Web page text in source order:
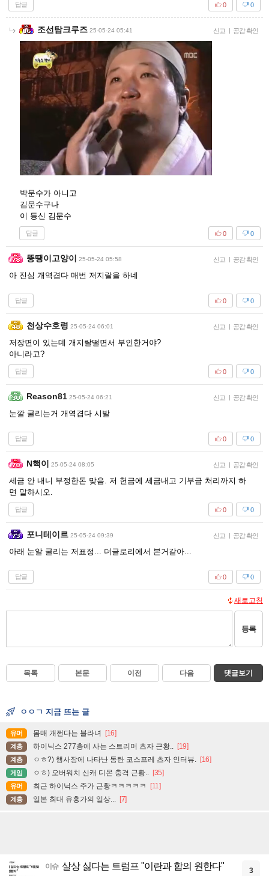
답글 0
0
조선탐크루즈 25-05-24 05:41 신고 | 공감 확인
박문수가 아니고
김문수구나
이 등신 김문수
답글 0
0
뚱땡이고양이 25-05-24 05:58 신고 | 공감 확인
아 진심 개역겹다 매번 저지랄을 하네
답글 0
0
천상수호령 25-05-24 06:01 신고 | 공감 확인
저장면이 있는데 개지랄떨면서 부인한거야?
아니라고?
답글 0
0
Reason81 25-05-24 06:21 신고 | 공감 확인
눈깔 굴리는거 개역겹다 시발
답글 0
0
N핵이 25-05-24 08:05 신고 | 공감 확인
세금 안 내니 부정한돈 맞음. 저 헌금에 세금내고 기부금 처리까지 하
면 말하시오.
답글 0
0
포니테이르 25-05-24 09:39 신고 | 공감 확인
아래 눈알 굴리는 저표정... 더글로리에서 본거같아...
답글 0
0
새로고침
등록
목록 본문 이전 다음 댓글보기
ㅇㅇㄱ 지금 뜨는 글
유머 몸매 개쩐다는 블라녀 [16]
계층 하이닉스 277층에 사는 스트리머 츠자 근황.. [19]
계층 ㅇㅎ?) 행사장에 나타난 동탄 코스프레 츠자 인터뷰. [16]
게임 ㅇㅎ) 오버워치 신캐 디몬 충격 근황.. [35]
유머 최근 하이닉스 주가 근황ㅋㅋㅋㅋㅋ [11]
계층 일본 최대 유흥가의 일상... [7]
이슈 살상 싫다는 트럼프 "이란과 합의 원한다" 3